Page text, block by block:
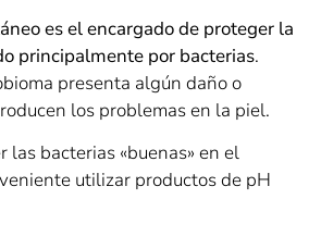
es el encargado de proteger la
principalmente por bacterias.
presenta algún daño o
los problemas en la piel.
las bacterias «buenas» en el
utilizar productos de pH